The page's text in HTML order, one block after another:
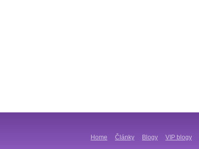
Home Články Blogy VIP blogy